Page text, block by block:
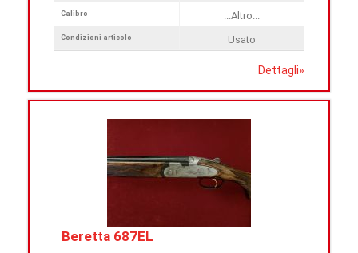
Calibro
Condizioni articolo
...Altro...
Usato
Dettagli»
Beretta 687EL